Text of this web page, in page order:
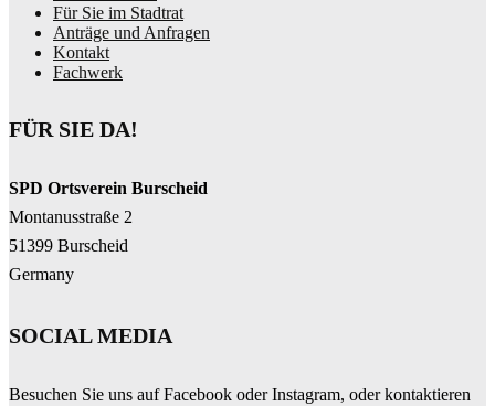
Für Sie im Stadtrat
Anträge und Anfragen
Kontakt
Fachwerk
FÜR SIE DA!
SPD Ortsverein Burscheid
Montanusstraße 2
51399 Burscheid
Germany
SOCIAL MEDIA
Besuchen Sie uns auf Facebook oder Instagram, oder kontaktieren